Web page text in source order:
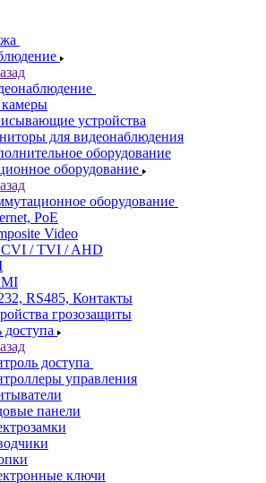
устройства
для видеонаблюдения
оборудование
оборудование
оборудование
PoE
Video
/ TVI / AHD
RS485, Контакты
грозозащиты
доступа
доступа
управления
панели
ключи